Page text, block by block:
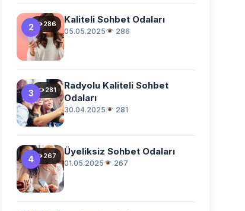
2 286 Kaliteli Sohbet Odaları
05.05.2025 286
3 281
Radyolu Kaliteli Sohbet
Odaları
30.04.2025 281
4 267 Üyeliksiz Sohbet Odaları
01.05.2025 267